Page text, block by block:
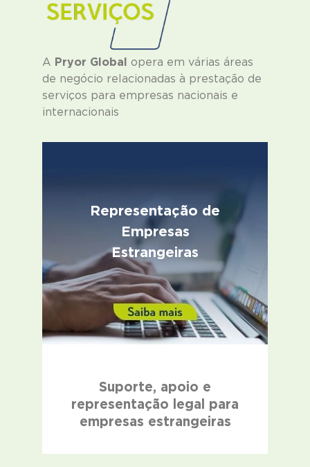
A Pryor Global
opera em várias áreas
de negócio relacionadas à prestação de
serviços para empresas nacionais e
internacionais
Representação de
Empresas
Estrangeiras
Suporte, apoio e
representação legal para
empresas estrangeiras